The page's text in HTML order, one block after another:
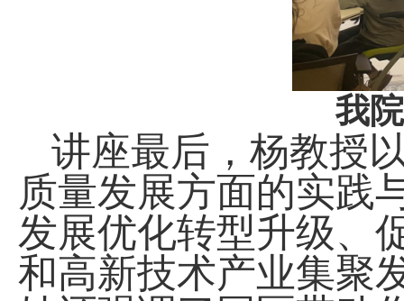
我
讲座最后，杨教授
质量发展方面的实践
发展优化转型升级、
和高新技术产业集聚